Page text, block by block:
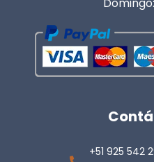
+51 925 542